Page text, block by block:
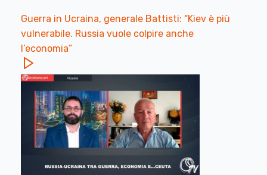
Guerra in Ucraina, generale Battisti: “Kiev è più
vulnerabile. Russia vuole colpire anche
l’economia”